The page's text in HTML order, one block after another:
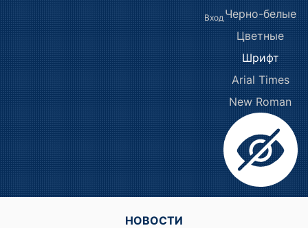
Черно-белые
Цветные
Шрифт
Arial Times
New Roman
Вход
НОВОСТИ